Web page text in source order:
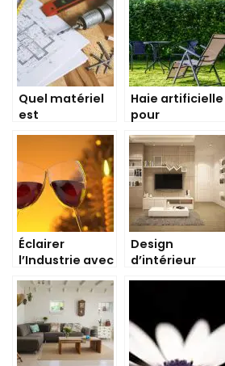
Quel matériel
est
quand on est
bricoleur ?
Haie artificielle
pour
de clôture,
pourquoi est-
ce si pratique ?
Éclairer
l’Industrie avec
Décoratifs: La
Solution Ultime
pour Votre
Espace !
Design
d’intérieur
propre
décoration
industrielle